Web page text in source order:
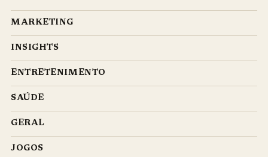
MARKETING
INSIGHTS
ENTRETENIMENTO
SAÚDE
GERAL
JOGOS